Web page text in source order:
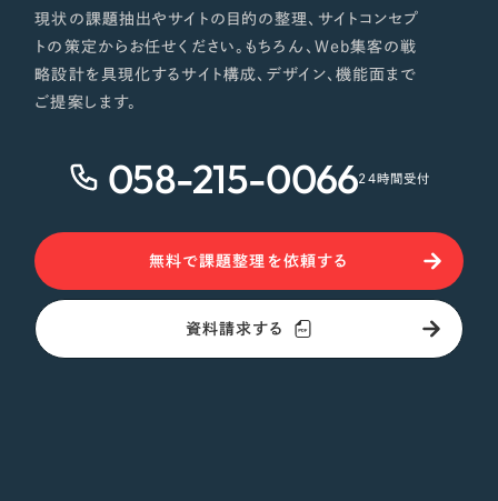
現状の課題抽出やサイトの目的の整理、サイトコンセプ
トの策定からお任せください。もちろん、Web集客の戦
略設計を具現化するサイト構成、デザイン、機能面まで
ご提案します。
058-215-006624時間受付
無料で課題整理を依頼する
資料請求する